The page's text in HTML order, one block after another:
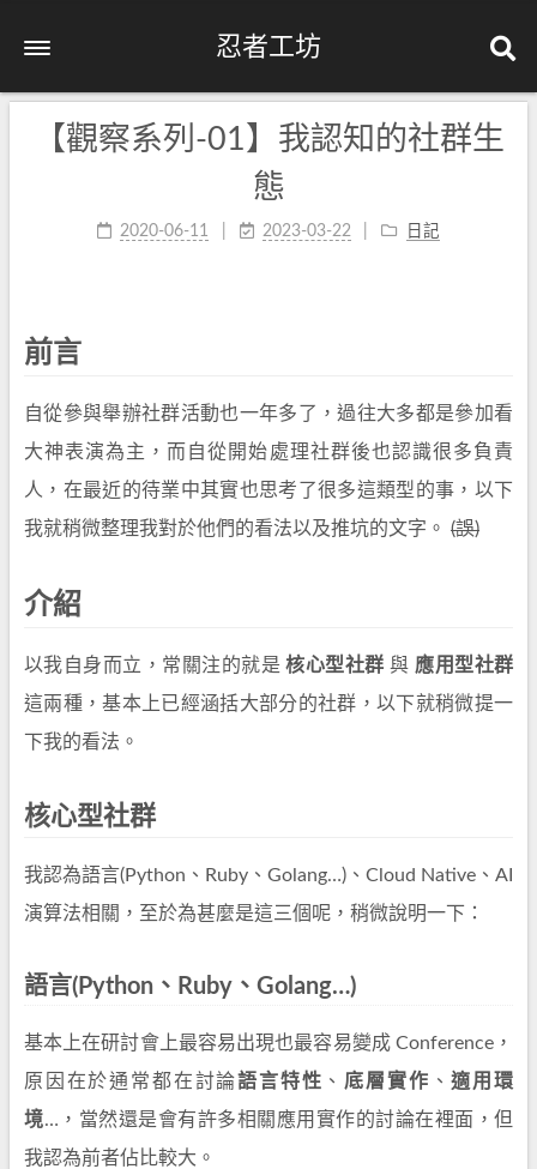
忍者工坊
【觀察系列-01】我認知的社群生
態
2020-06-11 2023-03-22 日記
前言
自從參與舉辦社群活動也一年多了，過往大多都是參加看
大神表演為主，而自從開始處理社群後也認識很多負責
人，在最近的待業中其實也思考了很多這類型的事，以下
我就稍微整理我對於他們的看法以及推坑的文字。 (誤)
介紹
以我自身而立，常關注的就是核心型社群 與 應用型社群
這兩種，基本上已經涵括大部分的社群，以下就稍微提一
下我的看法。
核心型社群
我認為語言(Python、Ruby、Golang…)、Cloud Native、AI
演算法相關，至於為甚麼是這三個呢，稍微說明一下：
語言(Python、Ruby、Golang…)
基本上在研討會上最容易出現也最容易變成 Conference，
原因在於通常都在討論語言特性 、 底層實作 、適用環
境…，當然還是會有許多相關應用實作的討論在裡面，但
我認為前者佔比較大。